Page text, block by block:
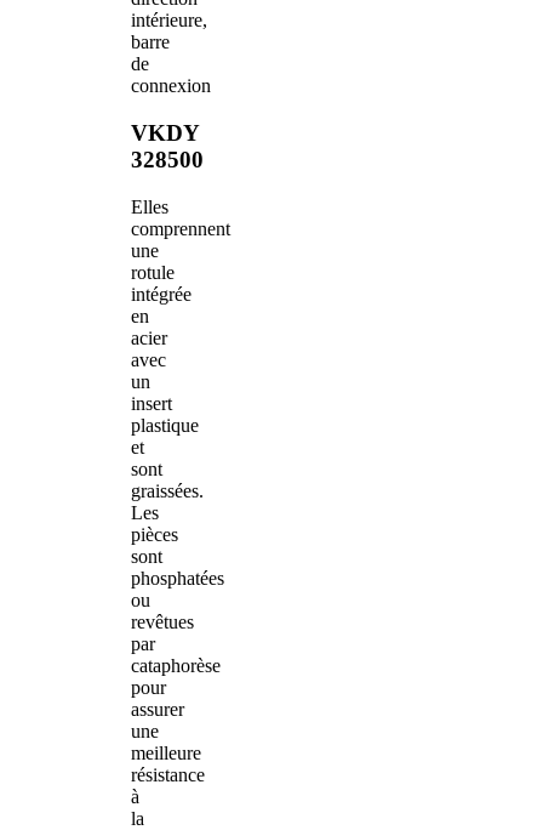
intérieure,
barre
de
connexion
VKDY
328500
Elles
comprennent
une
rotule
intégrée
en
acier
avec
un
insert
plastique
et
sont
graissées.
Les
pièces
sont
phosphatées
ou
revêtues
par
cataphorèse
pour
assurer
une
meilleure
résistance
à
la